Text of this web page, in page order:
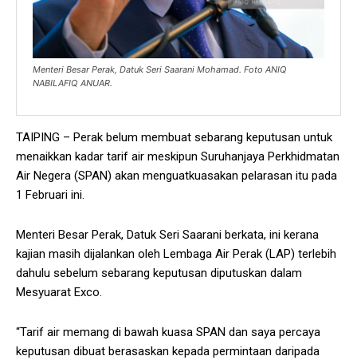
Menteri Besar Perak, Datuk Seri Saarani Mohamad. Foto ANIQ
NABILAFIQ ANUAR.
TAIPING – Perak belum membuat sebarang keputusan untuk
menaikkan kadar tarif air meskipun Suruhanjaya Perkhidmatan
Air Negera (SPAN) akan menguatkuasakan pelarasan itu pada
1 Februari ini.
Menteri Besar Perak, Datuk Seri Saarani berkata, ini kerana
kajian masih dijalankan oleh Lembaga Air Perak (LAP) terlebih
dahulu sebelum sebarang keputusan diputuskan dalam
Mesyuarat Exco.
“Tarif air memang di bawah kuasa SPAN dan saya percaya
keputusan dibuat berasaskan kepada permintaan daripada